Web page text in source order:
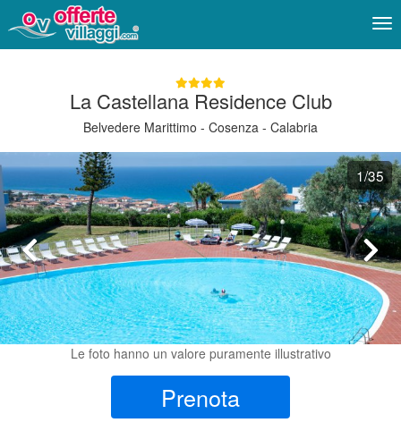
La Castellana Residence Club
Belvedere Marittimo - Cosenza - Calabria
1/35
Le foto hanno un valore puramente illustrativo
Prenota